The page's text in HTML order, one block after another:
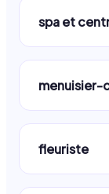
spa et
menuisier-
fleuriste